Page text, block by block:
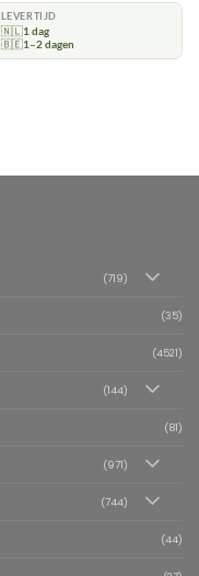
LEVERTIJD
🇳🇱1 dag
🇧🇪1–2 dagen
(719)
(35)
(4521)
(144)
(81)
(971)
(744)
(44)